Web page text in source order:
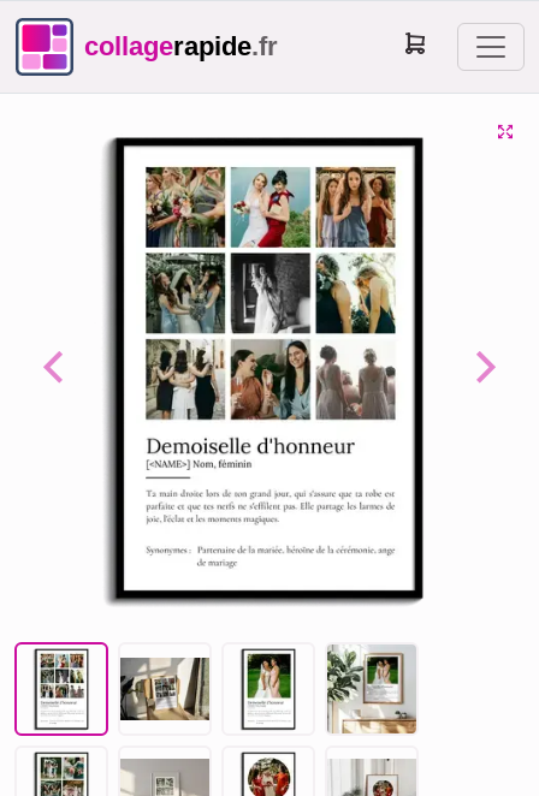
collagerapide.fr
Previous Next